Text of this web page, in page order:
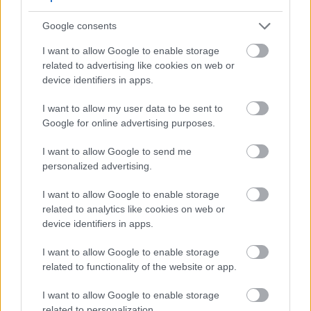
Google consents
I want to allow Google to enable storage
related to advertising like cookies on web or
device identifiers in apps.
I want to allow my user data to be sent to
Google for online advertising purposes.
I want to allow Google to send me
personalized advertising.
I want to allow Google to enable storage
related to analytics like cookies on web or
device identifiers in apps.
I want to allow Google to enable storage
related to functionality of the website or app.
I want to allow Google to enable storage
már ő kapta a sárga lapot, hiába került szó szerint
szorongatott helyzetbe.
Elolvasom
A 70. percben Polgár és Trujic akaszkodott össze a
Bognár pedig a 11-es pontra mutatott.
Tőzsér
biztos lábbal bombázta a kapu közepébe a büntetőt
majdnem megszületett a
diósgyőri becsületgól is, deHasani lövését a
gólvonalról kirúgta Szatmári.
A hajrában Ivanovski fordulásból leadott és védett
lövése, majd kései kapufája, valamint Kusnyír a léc
azonban már nem született. A DVSC 4-0-s sikerével